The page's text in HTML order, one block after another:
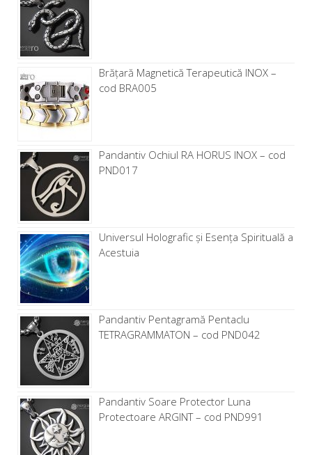
Brăţară Magnetică Terapeutică INOX –
cod BRA005
Pandantiv Ochiul RA HORUS INOX – cod
PND017
Universul Holografic și Esența Spirituală a
Acestuia
Pandantiv Pentagramă Pentaclu
TETRAGRAMMATON – cod PND042
Pandantiv Soare Protector Luna
Protectoare ARGINT – cod PND991